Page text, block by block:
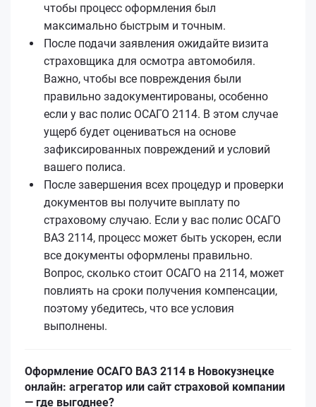
чтобы процесс оформления был
максимально быстрым и точным.
После подачи заявления ожидайте визита
страховщика для осмотра автомобиля.
Важно, чтобы все повреждения были
правильно задокументированы, особенно
если у вас полис ОСАГО 2114. В этом случае
ущерб будет оцениваться на основе
зафиксированных повреждений и условий
вашего полиса.
После завершения всех процедур и проверки
документов вы получите выплату по
страховому случаю. Если у вас полис ОСАГО
ВАЗ 2114, процесс может быть ускорен, если
все документы оформлены правильно.
Вопрос, сколько стоит ОСАГО на 2114, может
повлиять на сроки получения компенсации,
поэтому убедитесь, что все условия
выполнены.
Оформление ОСАГО ВАЗ 2114 в Новокузнецке
онлайн: агрегатор или сайт страховой компании
— где выгоднее?